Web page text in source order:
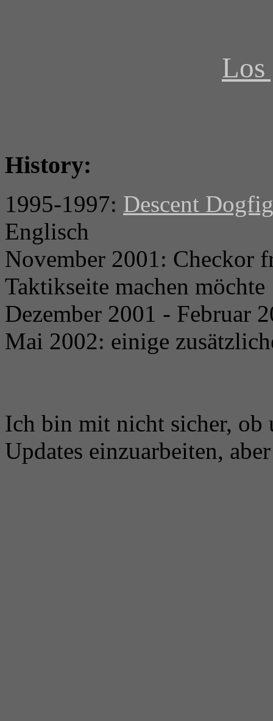
Los
History:
1995-1997: Descent
Englisch
November 2001: Checkor
Taktikseite machen möchte
Dezember 2001 - Februar
Mai 2002: einige
Ich bin mit nicht sicher, ob
Updates einzuarbeiten,